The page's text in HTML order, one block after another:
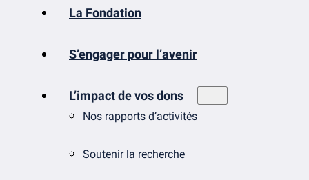
La Fondation
S’engager pour l’avenir
L’impact de vos dons
Nos rapports d’activités
Soutenir la recherche